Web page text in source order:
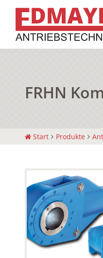
FRHN
Start Produkte